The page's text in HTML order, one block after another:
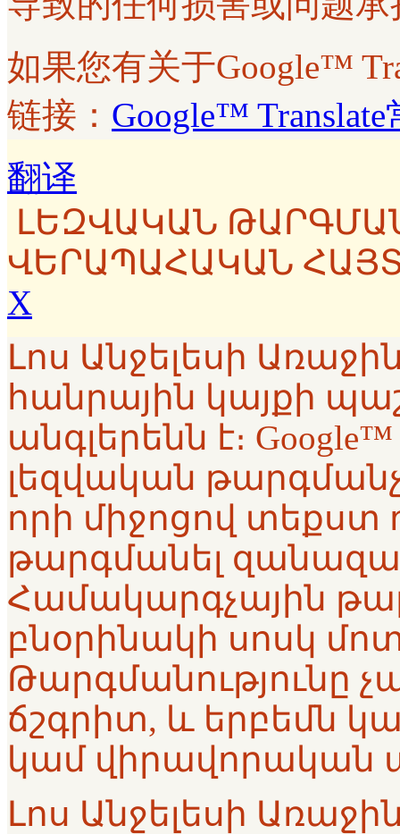
如果您有关于Google™
链接： Google™
翻译
ԼԵԶՎԱԿԱՆ
ՎԵՐԱՊԱՀԱԿԱՆ
X
Լոս Անջելեսի
հանրային կայքի
անգլերենն է։
լեզվական
որի միջոցով տեքստ
թարգմանել զանազան
Համակարգչային
բնօրինակի սոսկ
Թարգմանությունը
ճշգրիտ, և երբեմն
կամ վիրավորական
Լոս Անջելեսի